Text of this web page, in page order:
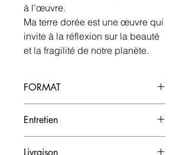
à l'œuvre.
Ma terre dorée est une œuvre qui
invite à la réflexion sur la beauté
et la fragilité de notre planète.
FORMAT
Entretien
Livraison